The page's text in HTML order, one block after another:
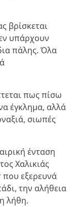
βρίσκεται
υπάρχουν
πάλης. Όλα
πως πίσω
έγκλημα, αλλά
σιωπές
ένταση
Χαλικιάς
που εξερευνά
την αλήθεια
λήθη.